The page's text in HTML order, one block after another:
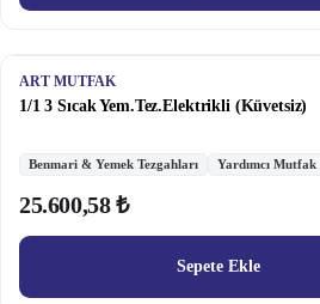
ART MUTFAK
1/1 3 Sıcak Yem.Tez.Elektrikli (Küvetsiz)
Benmari & Yemek Tezgahları Yardımcı
25.600,58 ₺
Sepete Ekle